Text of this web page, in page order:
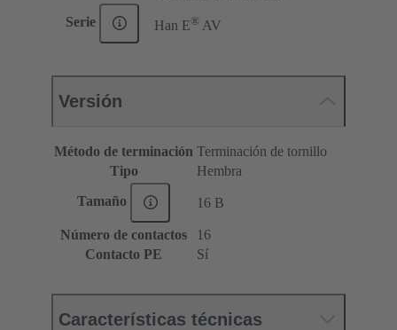
Serie Han E® AV
Versión
Método de terminación Terminación de tornillo
Tipo
Hembra
Tamaño 16 B
Número de contactos
16
Contacto PE
Sí
Características técnicas